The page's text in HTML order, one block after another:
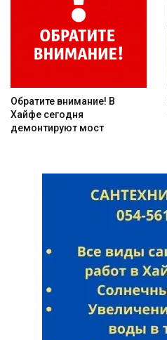
Обратите внимание! В
Хайфе сегодня
демонтируют мост